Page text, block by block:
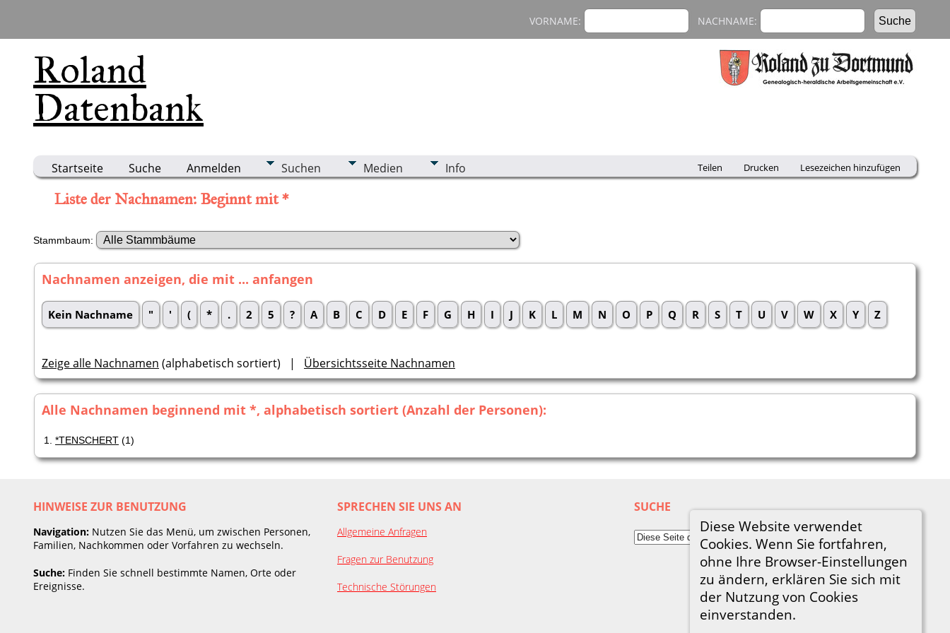
Roland
Datenbank
VORNAME: NACHNAME:
Startseite Suche Anmelden Suchen Medien Info Teilen Drucken Lesezeichen hinzufügen
Diese Website verwendet
Cookies. Wenn Sie fortfahren,
ohne Ihre Browser-Einstellungen
zu ändern, erklären Sie sich mit
der Nutzung von Cookies
einverstanden.
Liste der Nachnamen: Beginnt mit *
Stammbaum:
Nachnamen anzeigen, die mit ... anfangen
Kein Nachname " ' ( * . 2 5 ? A B C D E F G H I J K L M N O P Q R S T U V W X Y Z
Zeige alle Nachnamen (alphabetisch sortiert) | Übersichtsseite Nachnamen
Alle Nachnamen beginnend mit *, alphabetisch sortiert (Anzahl der Personen):
1. *TENSCHERT (1)
HINWEISE ZUR BENUTZUNG
Navigation: Nutzen Sie das Menü, um zwischen Personen,
Familien, Nachkommen oder Vorfahren zu wechseln.
Suche: Finden Sie schnell bestimmte Namen, Orte oder
Ereignisse.
SPRECHEN SIE UNS AN
Allgemeine Anfragen
Fragen zur Benutzung
Technische Störungen
SUCHE